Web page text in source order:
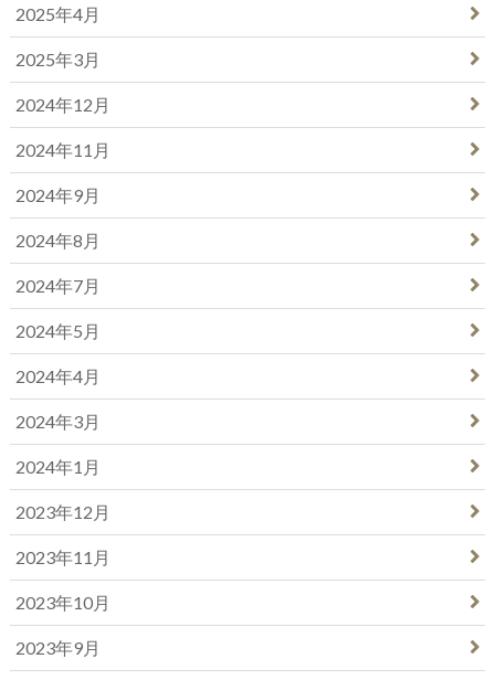
2025年4月
2025年3月
2024年12月
2024年11月
2024年9月
2024年8月
2024年7月
2024年5月
2024年4月
2024年3月
2024年1月
2023年12月
2023年11月
2023年10月
2023年9月